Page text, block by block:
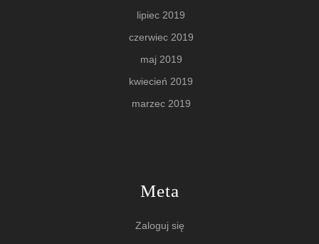
lipiec 2019
czerwiec 2019
maj 2019
kwiecień 2019
marzec 2019
Meta
Zaloguj się